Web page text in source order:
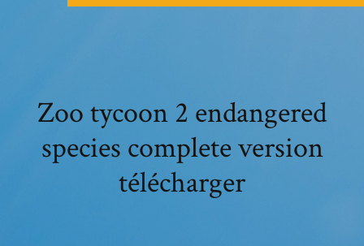
Zoo tycoon 2 endangered
species complete version
télécharger